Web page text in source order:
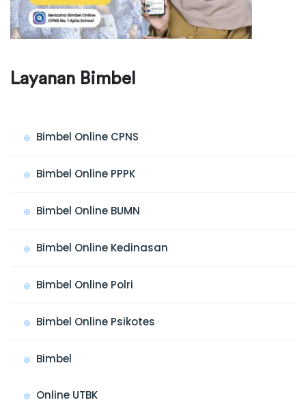
Layanan Bimbel
Bimbel Online CPNS
Bimbel Online PPPK
Bimbel Online BUMN
Bimbel Online Kedinasan
Bimbel Online Polri
Bimbel Online Psikotes
Bimbel
Online UTBK